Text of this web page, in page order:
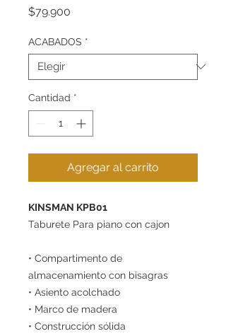
$79.900
ACABADOS *
Cantidad *
Agregar al carrito
KINSMAN KPB01
Taburete Para piano con cajon
• Compartimento de
almacenamiento con bisagras
• Asiento acolchado
• Marco de madera
• Construcción sólida